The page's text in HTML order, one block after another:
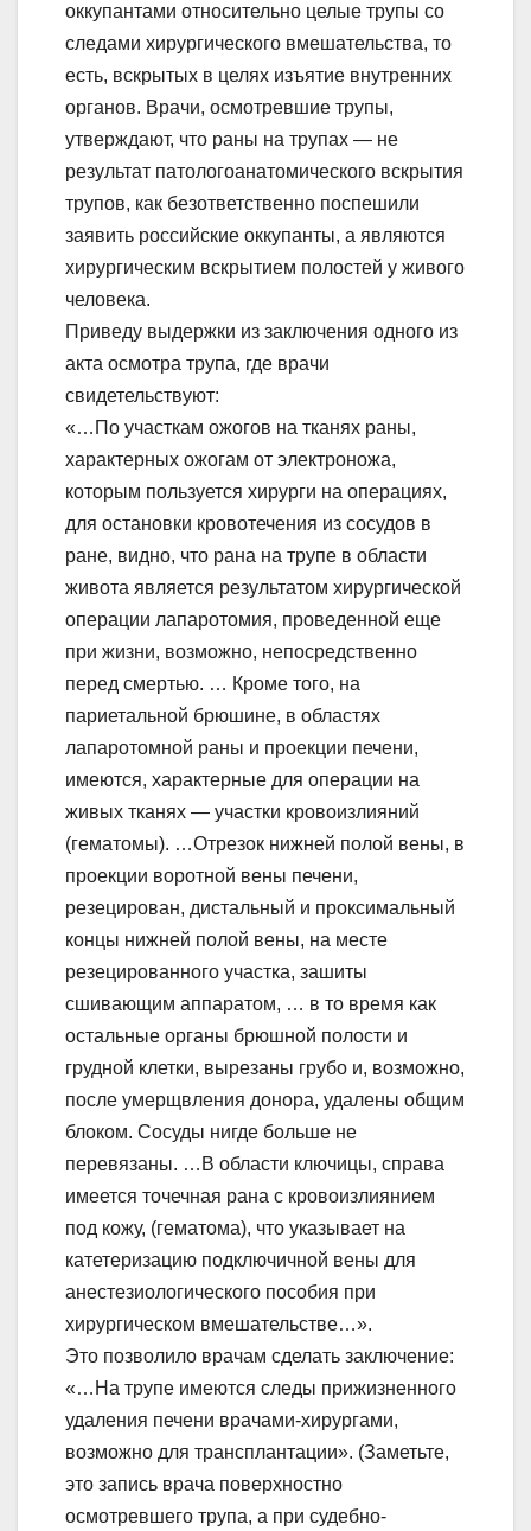
оккупантами относительно целые трупы со
следами хирургического вмешательства, то
есть, вскрытых в целях изъятие внутренних
органов. Врачи, осмотревшие трупы,
утверждают, что раны на трупах — не
результат патологоанатомического вскрытия
трупов, как безответственно поспешили
заявить российские оккупанты, а являются
хирургическим вскрытием полостей у живого
человека.
Приведу выдержки из заключения одного из
акта осмотра трупа, где врачи
свидетельствуют:
«…По участкам ожогов на тканях раны,
характерных ожогам от электроножа,
которым пользуется хирурги на операциях,
для остановки кровотечения из сосудов в
ране, видно, что рана на трупе в области
живота является результатом хирургической
операции лапаротомия, проведенной еще
при жизни, возможно, непосредственно
перед смертью. … Кроме того, на
париетальной брюшине, в областях
лапаротомной раны и проекции печени,
имеются, характерные для операции на
живых тканях — участки кровоизлияний
(гематомы). …Отрезок нижней полой вены, в
проекции воротной вены печени,
резецирован, дистальный и проксимальный
концы нижней полой вены, на месте
резецированного участка, зашиты
сшивающим аппаратом, … в то время как
остальные органы брюшной полости и
грудной клетки, вырезаны грубо и, возможно,
после умерщвления донора, удалены общим
блоком. Сосуды нигде больше не
перевязаны. …В области ключицы, справа
имеется точечная рана с кровоизлиянием
под кожу, (гематома), что указывает на
катетеризацию подключичной вены для
анестезиологического пособия при
хирургическом вмешательстве…».
Это позволило врачам сделать заключение:
«…На трупе имеются следы прижизненного
удаления печени врачами-хирургами,
возможно для трансплантации». (Заметьте,
это запись врача поверхностно
осмотревшего трупа, а при судебно-